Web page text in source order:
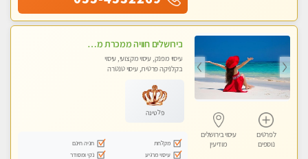
לפרטים
נוספים
עיסוי בירושלים
מודיעין
בירושלים חוויה ממכרת מטפלת מהממת לעיסוי טנטרי המשלב בתוכו טכניקות רבות מעולם המזרח
עיסוי מפנק, עיסוי מקצועי, עיסוי
בקלניקה פרטית, עיסוי טנטרה
פלטינה
מקלחת
חניה חינם
עיסוי מרגיע
נקי ומסודר